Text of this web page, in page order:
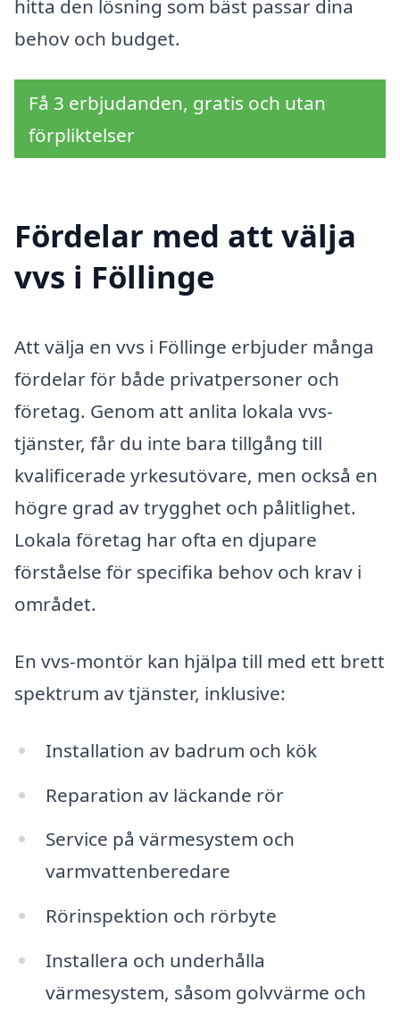
hitta den lösning som bäst passar dina
behov och budget.
Få 3 erbjudanden, gratis och utan
förpliktelser
Fördelar med att välja
vvs i Föllinge
Att välja en vvs i Föllinge erbjuder många
fördelar för både privatpersoner och
företag. Genom att anlita lokala vvs-
tjänster, får du inte bara tillgång till
kvalificerade yrkesutövare, men också en
högre grad av trygghet och pålitlighet.
Lokala företag har ofta en djupare
förståelse för specifika behov och krav i
området.
En vvs-montör kan hjälpa till med ett brett
spektrum av tjänster, inklusive:
Installation av badrum och kök
Reparation av läckande rör
Service på värmesystem och
varmvattenberedare
Rörinspektion och rörbyte
Installera och underhålla
värmesystem, såsom golvvärme och